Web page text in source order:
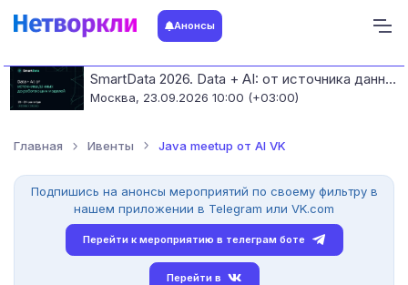
Анонсы
SmartData 2026. Data + AI: от источника данных до работающих моделей
Москва, 23.09.2026 10:00 (+03:00)
Главная Ивенты Java meetup от AI VK
Подпишись на анонсы мероприятий по своему фильтру в
нашем приложении в Telegram или VK.com
Перейти к мероприятию в телеграм боте
Перейти в